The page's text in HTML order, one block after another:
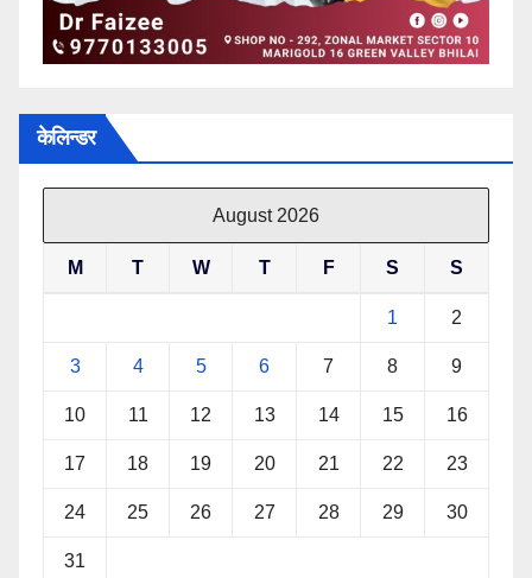
केलिन्डर
August 2026
M T W T F S S
1 2
3 4 5 6 7 8 9
10 11 12 13 14 15 16
17 18 19 20 21 22 23
24 25 26 27 28 29 30
31